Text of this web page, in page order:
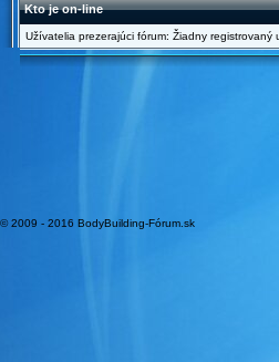
Kto je on-line
Užívatelia prezerajúci fórum: Žiadny
© 2009 - 2016 BodyBuilding-Fórum.sk